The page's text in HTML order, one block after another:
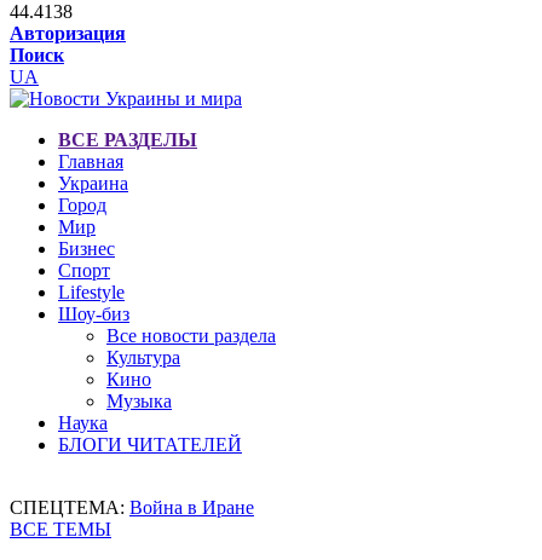
44.4138
Авторизация
Поиск
UA
ВСЕ РАЗДЕЛЫ
Главная
Украина
Город
Мир
Бизнес
Спорт
Lifestyle
Шоу-биз
Все новости раздела
Культура
Кино
Музыка
Наука
БЛОГИ ЧИТАТЕЛЕЙ
СПЕЦТЕМА: Война в Иране
ВСЕ ТЕМЫ